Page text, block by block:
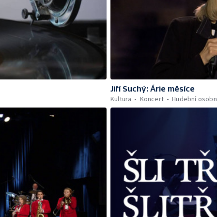
Jiří Suchý: Árie měsíce
Kultura
Koncert Hudební